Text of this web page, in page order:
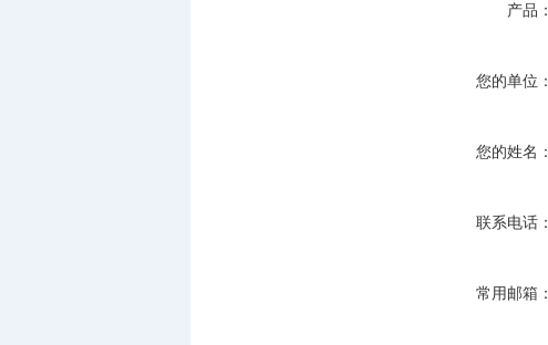
产品：
您的单位：
您的姓名：
联系电话：
常用邮箱：